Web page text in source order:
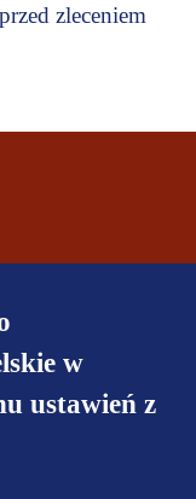
zleceniem
w
ustawień z